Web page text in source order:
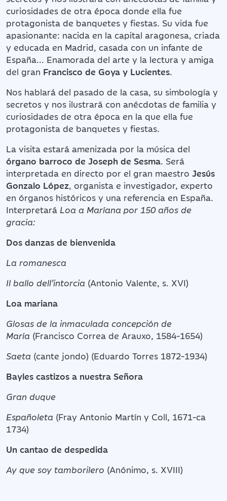
curiosidades de otra época donde ella fue
protagonista de banquetes y fiestas. Su vida fue
apasionante: nacida en la capital aragonesa, criada
y educada en Madrid, casada con un infante de
España... Enamorada del arte y la lectura y amiga
del gran Francisco de Goya y Lucientes.
Nos hablará del pasado de la casa, su simbología y
secretos y nos ilustrará con anécdotas de familia y
curiosidades de otra época en la que ella fue
protagonista de banquetes y fiestas.
La visita estará amenizada por la música del
órgano barroco de Joseph de Sesma. Será
interpretada en directo por el gran maestro Jesús
Gonzalo López, organista e investigador, experto
en órganos históricos y una referencia en España.
Interpretará Loa a Maríana por 150 años de
gracia:
Dos danzas de bienvenida
La romanesca
Il ballo dell’intorcia (Antonio Valente, s. XVI)
Loa mariana
Glosas de la inmaculada concepción de
María (Francisco Correa de Arauxo, 1584-1654)
Saeta (cante jondo) (Eduardo Torres 1872-1934)
Bayles castizos a nuestra Señora
Gran duque
Españoleta (Fray Antonio Martín y Coll, 1671-ca
1734)
Un cantao de despedida
Ay que soy tamborilero (Anónimo, s. XVIII)